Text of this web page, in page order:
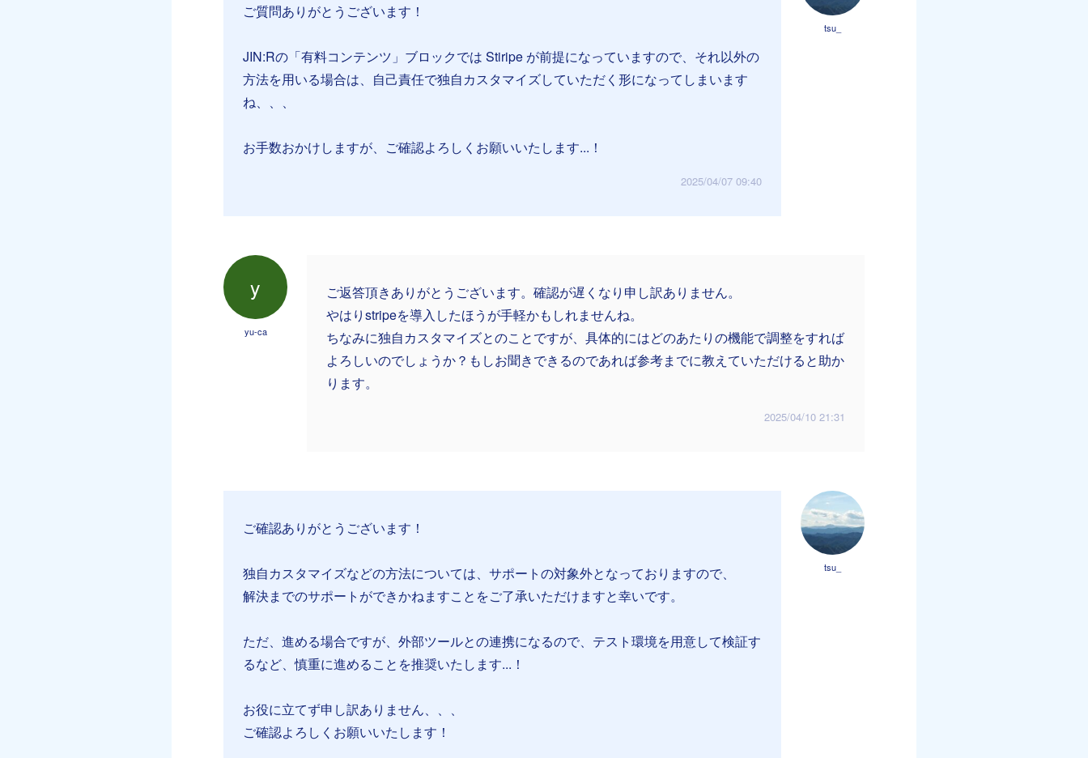
tsu_
ご質問ありがとうございます！
JIN:Rの「有料コンテンツ」ブロックでは Stiripe が前提になっていますので、それ以外の
方法を用いる場合は、自己責任で独自カスタマイズしていただく形になってしまいます
ね、、、
お手数おかけしますが、ご確認よろしくお願いいたします...！
2025/04/07 09:40
y
yu-ca
ご返答頂きありがとうございます。確認が遅くなり申し訳ありません。
やはりstripeを導入したほうが手軽かもしれませんね。
ちなみに独自カスタマイズとのことですが、具体的にはどのあたりの機能で調整をすれば
よろしいのでしょうか？もしお聞きできるのであれば参考までに教えていただけると助か
ります。
2025/04/10 21:31
tsu_
ご確認ありがとうございます！
独自カスタマイズなどの方法については、サポートの対象外となっておりますので、
解決までのサポートができかねますことをご了承いただけますと幸いです。
ただ、進める場合ですが、外部ツールとの連携になるので、テスト環境を用意して検証す
るなど、慎重に進めることを推奨いたします...！
お役に立てず申し訳ありません、、、
ご確認よろしくお願いいたします！